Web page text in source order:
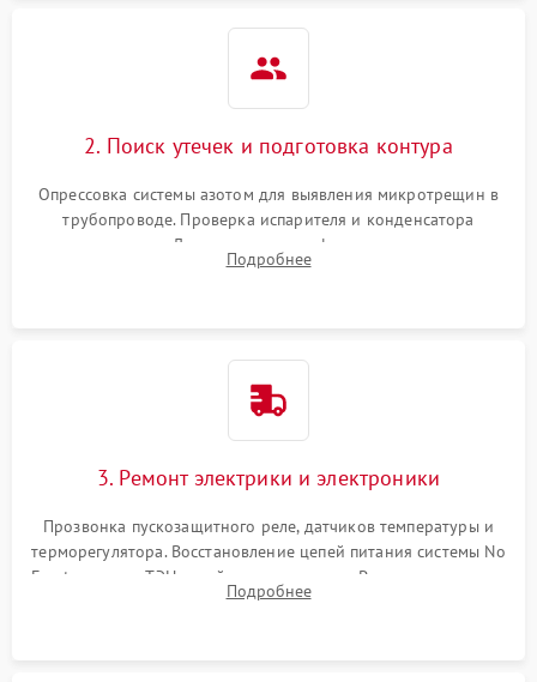
1800 ₽
2. Поиск утечек и подготовка контура
Опрессовка системы азотом для выявления микротрещин в
трубопроводе. Проверка испарителя и конденсатора
течеискателем. Демонтаж старого фильтра-осушителя и
продувка капиллярной трубки для устранения засоров.
Подробнее
3. Ремонт электрики и электроники
Прозвонка пускозащитного реле, датчиков температуры и
терморегулятора. Восстановление цепей питания системы No
Frost, включая ТЭН оттайки и вентилятор. Ремонт или замена
платы управления при сбоях алгоритмов.
Подробнее